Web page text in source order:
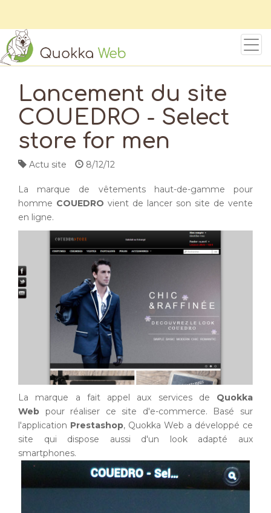
Lancement du site
COUEDRO - Select
store for men
Actu site 8/12/12
La marque de vêtements haut-de-gamme pour
homme COUEDRO vient de lancer son site de vente
en ligne.
La marque a fait appel aux services de Quokka
Web pour réaliser ce site d'e-commerce. Basé sur
l'application Prestashop, Quokka Web a développé ce
site qui dispose aussi d'un look adapté aux
smartphones.